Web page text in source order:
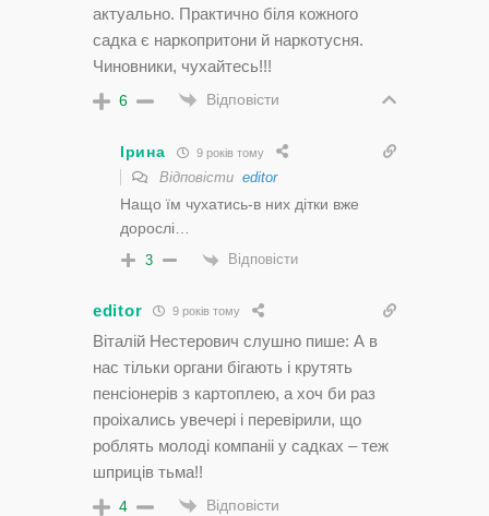
актуально. Практично біля кожного
садка є наркопритони й наркотусня.
Чиновники, чухайтесь!!!
6 Відповісти
Ірина 9 років тому
Відповісти editor
Нащо їм чухатись-в них дітки вже
дорослі…
3 Відповісти
editor 9 років тому
Віталій Нестерович слушно пише: А в
нас тільки органи бігають і крутять
пенсіонерів з картоплею, а хоч би раз
проіхались увечері і перевірили, що
роблять молоді компаніі у садках – теж
шприців тьма!!
4 Відповісти